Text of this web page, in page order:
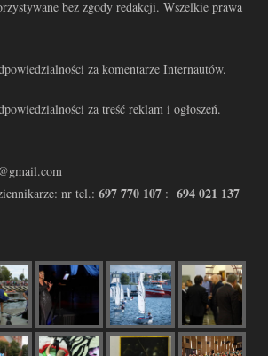
bez zgody redakcji. Wszelkie prawa
za komentarze Internautów.
za treść reklam i ogłoszeń.
nr tel.: 697 770 107 : 694 021 137